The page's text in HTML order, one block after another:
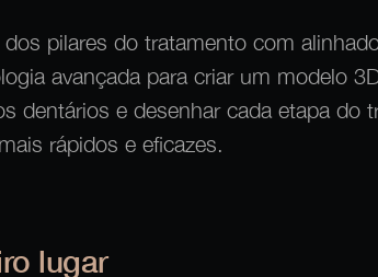
pilares do tratamento com
avançada para criar um modelo
dentários e desenhar cada etapa do
rápidos e eficazes.
lugar